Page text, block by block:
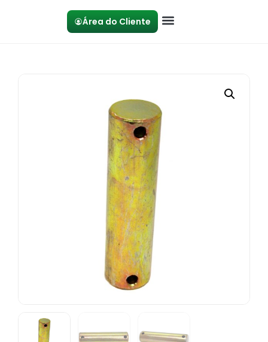
Área do Cliente